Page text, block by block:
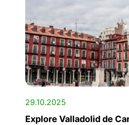
29.10.2025
Explore Valladolid de